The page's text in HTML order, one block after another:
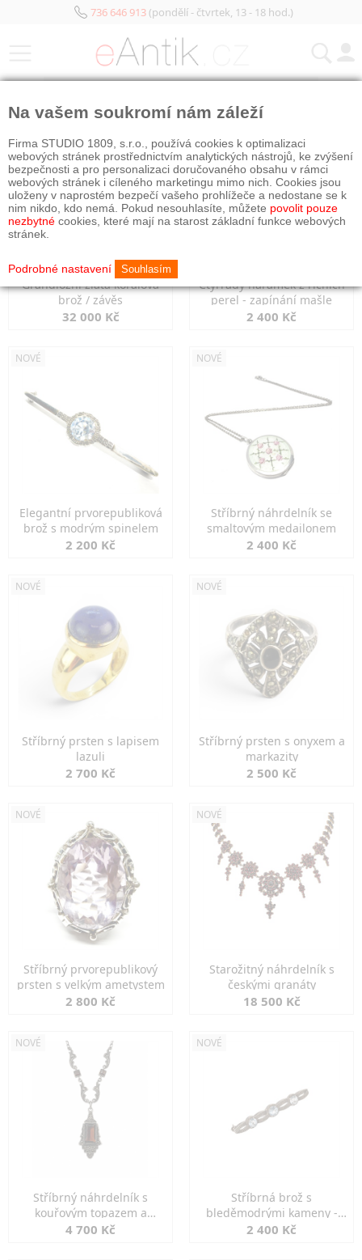
736 646 913(pondělí - čtvrtek, 13 - 18 hod.)
Grandiozní zlatá korálová
brož / závěs
32 000 Kč
Čtyřřadý náramek z říčních
perel - zapínání mašle
2 400 Kč
NOVÉ
Elegantní prvorepubliková
brož s modrým spinelem
2 200 Kč
NOVÉ
Stříbrný náhrdelník se
smaltovým medailonem
2 400 Kč
NOVÉ
Stříbrný prsten s lapisem
lazuli
2 700 Kč
NOVÉ
Stříbrný prsten s onyxem a
markazity
2 500 Kč
NOVÉ
Stříbrný prvorepublikový
prsten s velkým ametystem
2 800 Kč
NOVÉ
Starožitný náhrdelník s
českými granáty
18 500 Kč
NOVÉ
Stříbrný náhrdelník s
kouřovým topazem a
markazity
4 700 Kč
NOVÉ
Stříbrná brož s
bleděmodrými kameny -
jemná elegance
2 400 Kč
Na vašem soukromí nám záleží
Firma STUDIO 1809, s.r.o., používá cookies k optimalizaci
webových stránek prostřednictvím analytických nástrojů, ke zvýšení
bezpečnosti a pro personalizaci doručovaného obsahu v rámci
webových stránek i cíleného marketingu mimo nich. Cookies jsou
uloženy v naprostém bezpečí vašeho prohlížeče a nedostane se k
nim nikdo, kdo nemá. Pokud nesouhlasíte, můžete povolit pouze
nezbytné cookies, které mají na starost základní funkce webových
stránek.
Podrobné nastavení Souhlasím